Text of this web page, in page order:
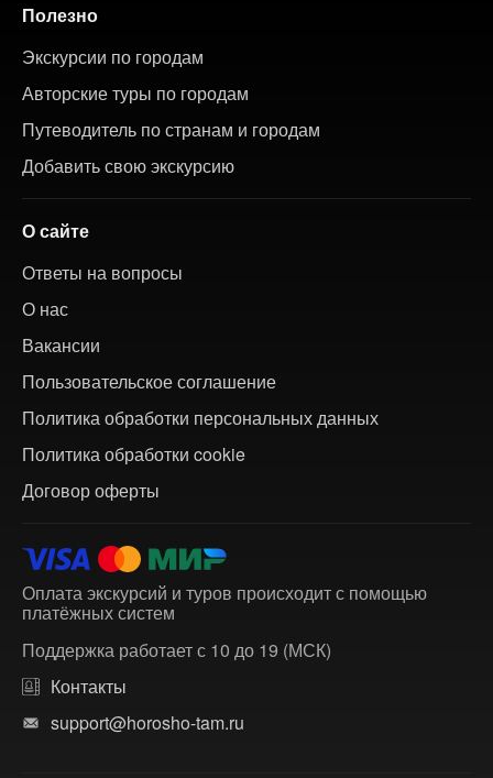
Полезно
Экскурсии по городам
Авторские туры по городам
Путеводитель по странам и городам
Добавить свою экскурсию
О сайте
Ответы на вопросы
О нас
Вакансии
Пользовательское соглашение
Политика обработки персональных данных
Политика обработки cookie
Договор оферты
Оплата экскурсий и туров происходит с помощью
платёжных систем
Поддержка работает с 10 до 19 (МСК)
Контакты
support@horosho-tam.ru